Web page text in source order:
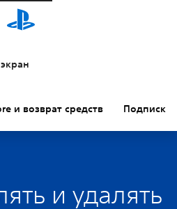
и возврат средств Подписки
и удалять